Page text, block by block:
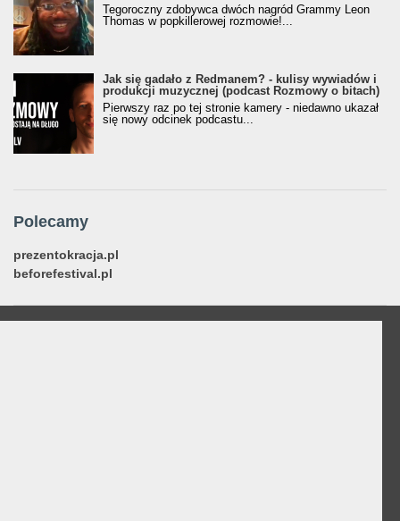
Tegoroczny zdobywca dwóch nagród Grammy Leon
Thomas w popkillerowej rozmowie!...
Jak się gadało z Redmanem? - kulisy wywiadów i
produkcji muzycznej (podcast Rozmowy o bitach)
Pierwszy raz po tej stronie kamery - niedawno ukazał
się nowy odcinek podcastu...
Polecamy
prezentokracja.pl
beforefestival.pl